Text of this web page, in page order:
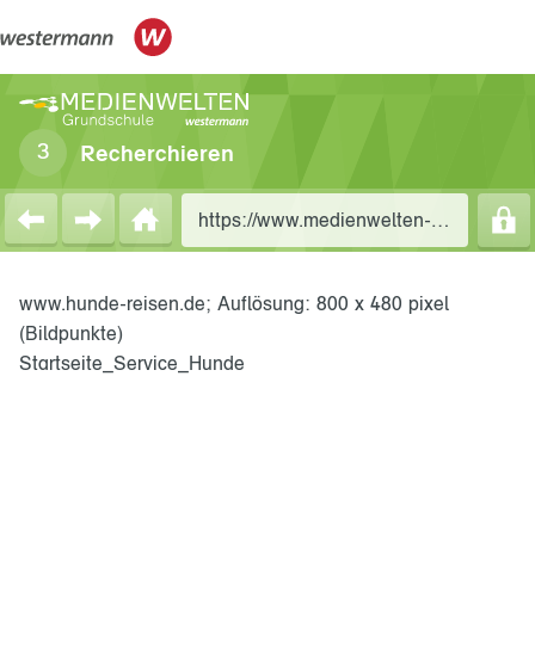
Recherchieren
https://www.medienwelten-westermann.de/kb_searchresult/nimm-mich-doch-einfach-mit/
www.hunde-reisen.de; Auflösung: 800 x 480 pixel
(Bildpunkte)
Startseite_Service_Hunde